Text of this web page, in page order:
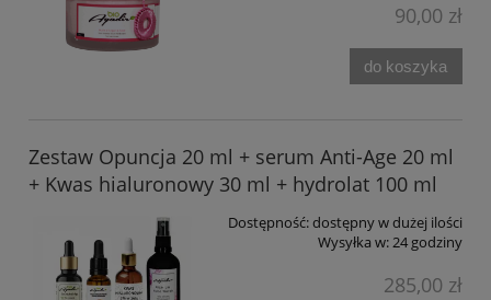
90,00 zł
do koszyka
Zestaw Opuncja 20 ml + serum Anti-Age 20 ml
+ Kwas hialuronowy 30 ml + hydrolat 100 ml
Dostępność:dostępny w dużej ilości
Wysyłka w:24 godziny
285,00 zł